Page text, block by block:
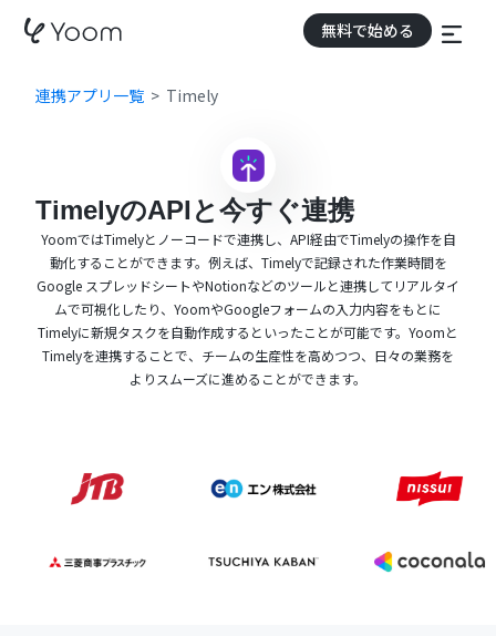
無料で始める
連携アプリ一覧 Timely
TimelyのAPIと今すぐ連携
YoomではTimelyとノーコードで連携し、API経由でTimelyの操作を自
動化することができます。例えば、Timelyで記録された作業時間を
Google スプレッドシートやNotionなどのツールと連携してリアルタイ
ムで可視化したり、YoomやGoogleフォームの入力内容をもとに
Timelyに新規タスクを自動作成するといったことが可能です。Yoomと
Timelyを連携することで、チームの生産性を高めつつ、日々の業務を
よりスムーズに進めることができます。